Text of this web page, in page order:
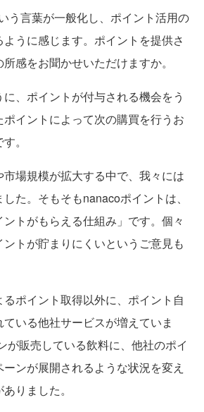
う言葉が一般化し、ポイント活用の
うに感じます。ポイントを提供さ
感をお聞かせいただけますか。
、ポイントが付与される機会をう
ポイントによって次の購買を行うお
。
場規模が拡大する中で、我々には
た。そもそもnanacoポイントは、
ントがもらえる仕組み」です。個々
トが貯まりにくいというご意見も
ポイント取得以外に、ポイント自
いる他社サービスが増えていま
が販売している飲料に、他社のポイ
ンが展開されるような状況を変え
りました。